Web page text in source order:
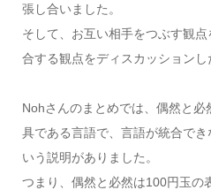
張し合いました。
そして、お互い相手をつぶす観
合する観点をディスカッションし
Nohさんのまとめでは、偶然と
具である言語で、言語が統合で
いう説明がありました。
つまり、偶然と必然は100円玉の